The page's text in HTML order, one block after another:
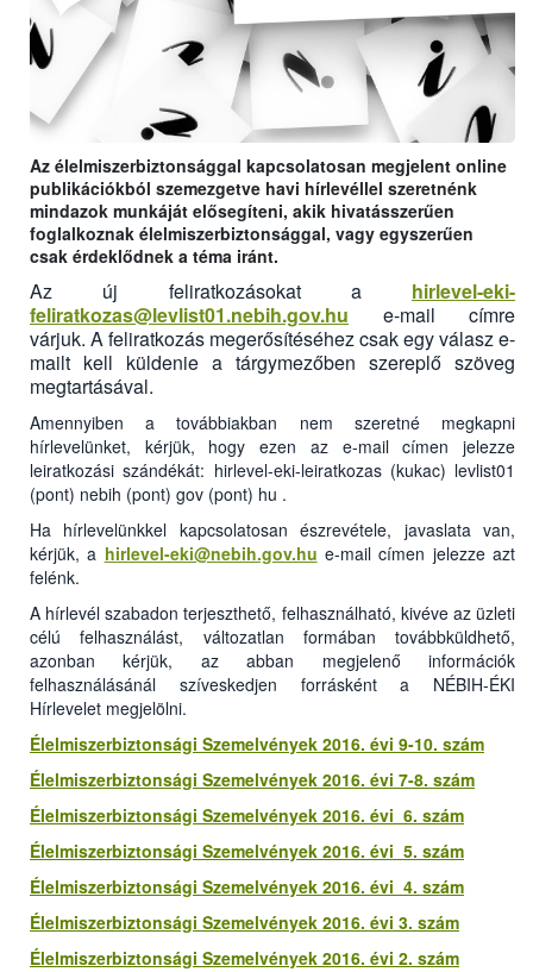
Az élelmiszerbiztonsággal kapcsolatosan megjelent online
publikációkból szemezgetve havi hírlevéllel szeretnénk
mindazok munkáját elősegíteni, akik hivatásszerűen
foglalkoznak élelmiszerbiztonsággal, vagy egyszerűen
csak érdeklődnek a téma iránt.
Az új feliratkozásokat a hirlevel-eki-
feliratkozas@levlist01.nebih.gov.hu e-mail címre
várjuk. A feliratkozás megerősítéséhez csak egy válasz e-
mailt kell küldenie a tárgymezőben szereplő szöveg
megtartásával.
Amennyiben a továbbiakban nem szeretné megkapni
hírlevelünket, kérjük, hogy ezen az e-mail címen jelezze
leiratkozási szándékát: hirlevel-eki-leiratkozas (kukac) levlist01
(pont) nebih (pont) gov (pont) hu .
Ha hírlevelünkkel kapcsolatosan észrevétele, javaslata van,
kérjük, a hirlevel-eki@nebih.gov.hu e-mail címen jelezze azt
felénk.
A hírlevél szabadon terjeszthető, felhasználható, kivéve az üzleti
célú felhasználást, változatlan formában továbbküldhető,
azonban kérjük, az abban megjelenő információk
felhasználásánál szíveskedjen forrásként a NÉBIH-ÉKI
Hírlevelet megjelölni.
Élelmiszerbiztonsági Szemelvények 2016. évi 9-10. szám
Élelmiszerbiztonsági Szemelvények 2016. évi 7-8. szám
Élelmiszerbiztonsági Szemelvények 2016. évi 6. szám
Élelmiszerbiztonsági Szemelvények 2016. évi 5. szám
Élelmiszerbiztonsági Szemelvények 2016. évi 4. szám
Élelmiszerbiztonsági Szemelvények 2016. évi 3. szám
Élelmiszerbiztonsági Szemelvények 2016. évi 2. szám